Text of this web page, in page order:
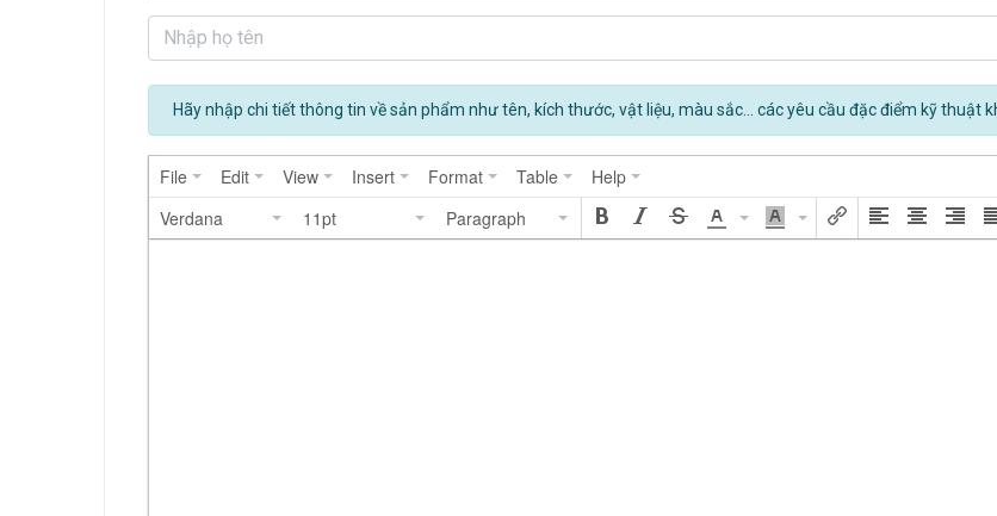
Hãy nhập chi tiết thông tin về sản phẩm như tên, kích thước, vật liệu, màu sắc... các yêu cầu đặc điểm kỹ thuật
File Edit View Insert Format Table
Help
Verdana
11pt Paragraph